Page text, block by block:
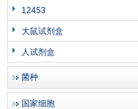
12453
大鼠试剂盒
人试剂盒
菌种
国家细胞